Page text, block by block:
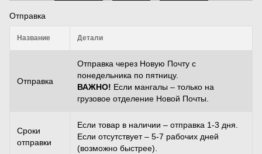
Отправка
Название Детали
Отправка
Отправка через Новую Почту с
понедельника по пятницу.
ВАЖНО! Если мангалы – только на
грузовое отделение Новой Почты.
Сроки
отправки
Если товар в наличии – отправка 1-3 дня.
Если отсутствует – 5-7 рабочих дней
(возможно быстрее).